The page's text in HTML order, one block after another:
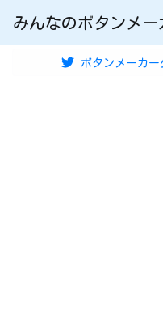
みんなのボタンメー
ボタンメーカ